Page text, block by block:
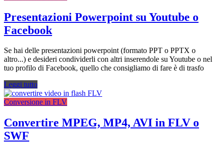
Presentazioni Powerpoint su Youtube o
Facebook
Se hai delle presentazioni powerpoint (formato PPT o PPTX o
altro...) e desideri condividerli con altri inserendole su Youtube o nel
tuo profilo di Facebook, quello che consigliamo di fare è di trasfo
Leggi tutto
Conversione in FLV
Convertire MPEG, MP4, AVI in FLV o
SWF